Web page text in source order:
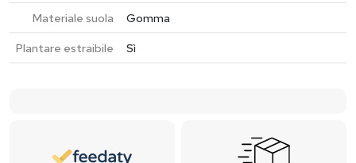
Materiale suola
Gomma
Plantare estraibile
Sì